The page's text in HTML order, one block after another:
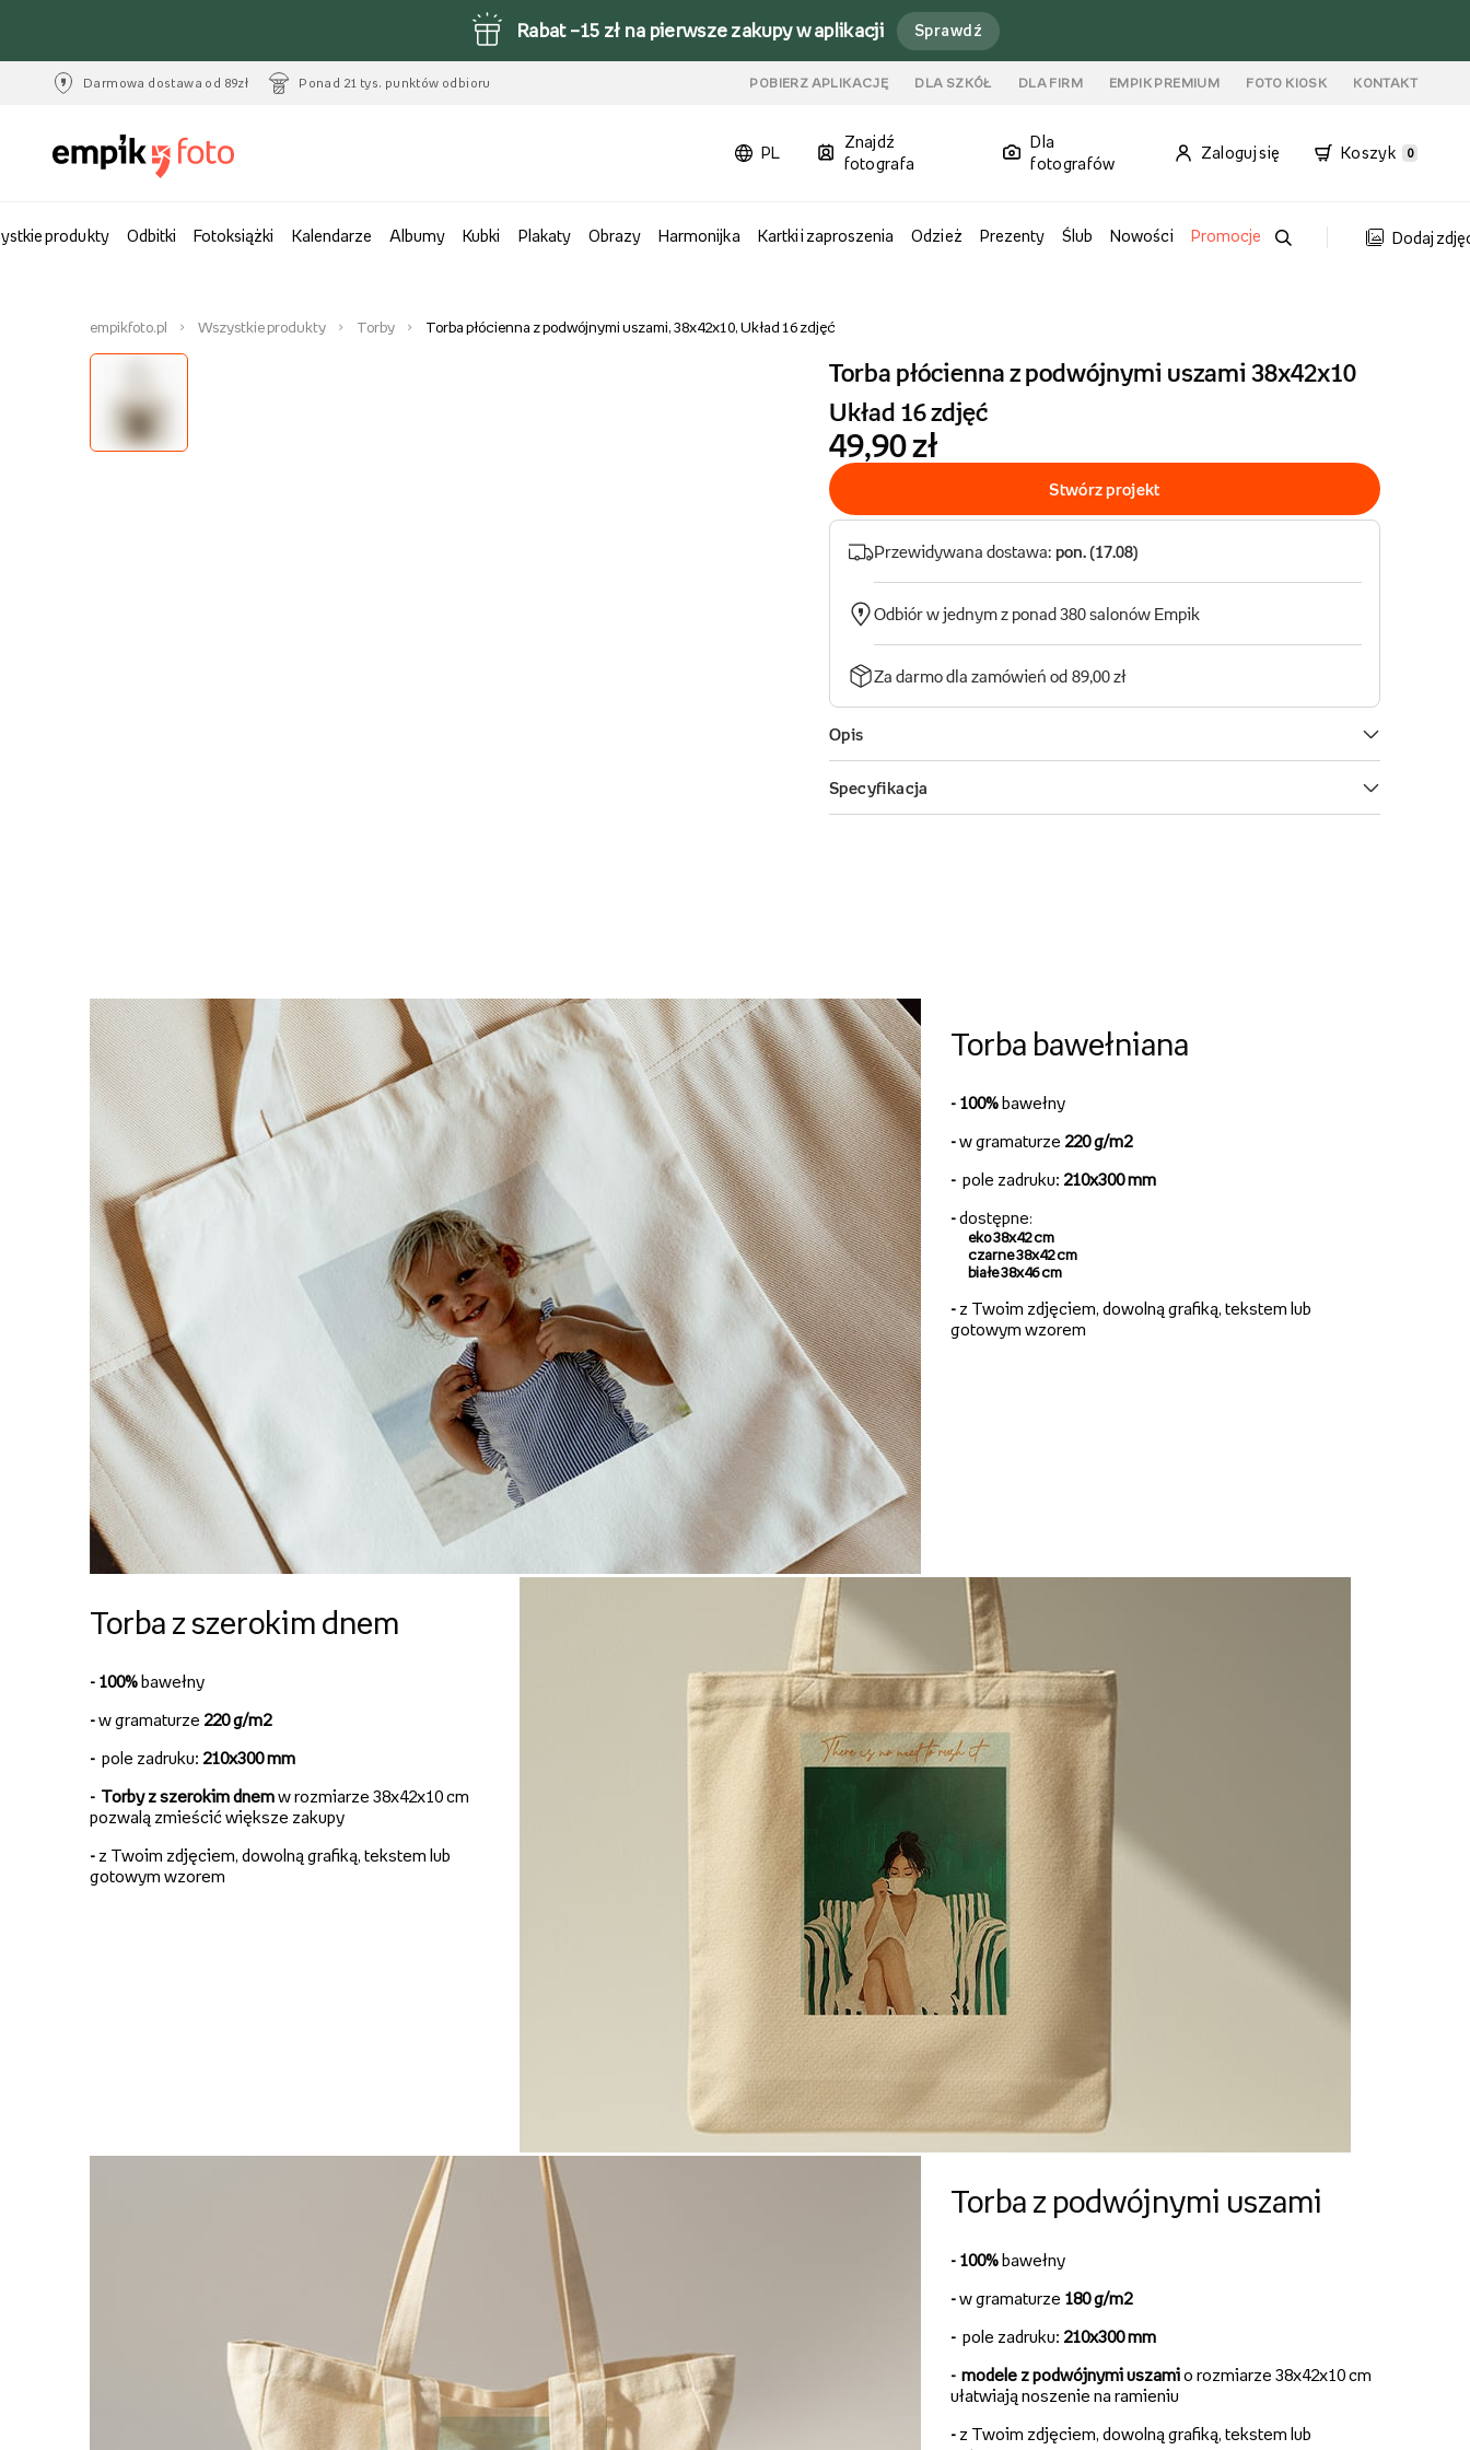
Rabat –15 zł na pierwsze zakupy w aplikacji Sprawdź
Darmowa dostawa od 89zł Ponad 21 tys. punktów odbioru POBIERZ APLIKACJĘ DLA SZKÓŁ DLA FIRM EMPIK PREMIUM FOTO KIOSK KONTAKT
PL
Znajdź
fotografa
Dla
fotografów
Zaloguj się Koszyk 0
produkty Odbitki Fotoksiążki Kalendarze Albumy Kubki Plakaty Obrazy Harmonijka Kartki i zaproszenia Odzież Prezenty Ślub Nowości Promocje Dodaj
empikfoto.pl Wszystkie produkty Torby Torba płócienna z podwójnymi uszami, 38x42x10, Układ 16 zdjęć
Torba bawełniana
- 100% bawełny
-w gramaturze 220 g/m2
- pole zadruku: 210x300 mm
-dostępne:
eko 38x42 cm
czarne 38x42 cm
białe 38x46 cm
-z Twoim zdjęciem, dowolną grafiką, tekstem lub
gotowym wzorem
Torba z szerokim dnem
- 100% bawełny
-w gramaturze 220 g/m2
- pole zadruku: 210x300 mm
- Torby z szerokim dnemw rozmiarze 38x42x10 cm
pozwalą zmieścić większe zakupy
- z Twoim zdjęciem, dowolną grafiką, tekstem lub
gotowym wzorem
Torba z podwójnymi uszami
- 100% bawełny
-w gramaturze 180 g/m2
- pole zadruku: 210x300 mm
- modele z podwójnymi uszamio rozmiarze 38x42x10 cm
ułatwiają noszenie na ramieniu
-z Twoim zdjęciem, dowolną grafiką, tekstem lub